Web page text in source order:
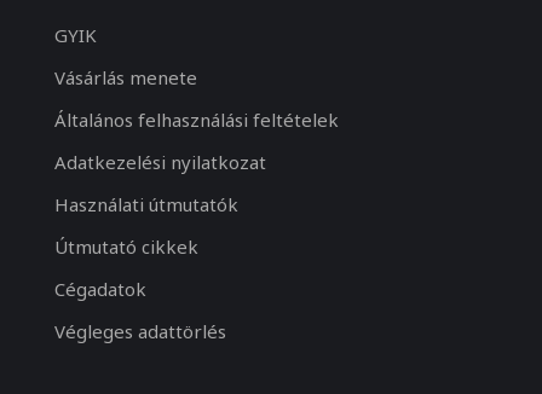
GYIK
Vásárlás menete
Általános felhasználási feltételek
Adatkezelési nyilatkozat
Használati útmutatók
Útmutató cikkek
Cégadatok
Végleges adattörlés